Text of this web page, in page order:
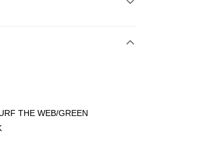
THE WEB/GREEN